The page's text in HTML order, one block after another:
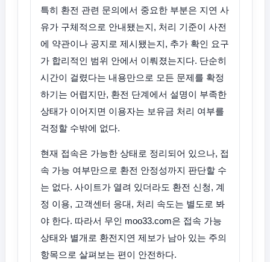
특히 환전 관련 문의에서 중요한 부분은 지연 사
유가 구체적으로 안내됐는지, 처리 기준이 사전
에 약관이나 공지로 제시됐는지, 추가 확인 요구
가 합리적인 범위 안에서 이뤄졌는지다. 단순히
시간이 걸렸다는 내용만으로 모든 문제를 확정
하기는 어렵지만, 환전 단계에서 설명이 부족한
상태가 이어지면 이용자는 보유금 처리 여부를
걱정할 수밖에 없다.
현재 접속은 가능한 상태로 정리되어 있으나, 접
속 가능 여부만으로 환전 안정성까지 판단할 수
는 없다. 사이트가 열려 있더라도 환전 신청, 계
정 이용, 고객센터 응대, 처리 속도는 별도로 봐
야 한다. 따라서 무인 moo33.com은 접속 가능
상태와 별개로 환전지연 제보가 남아 있는 주의
항목으로 살펴보는 편이 안전하다.